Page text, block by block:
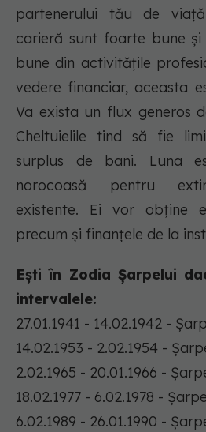
partenerului tău de
carieră sunt foarte bune
bune din activitățile
vedere financiar, aceasta
Va exista un flux generos
Cheltuielile tind să fie
surplus de bani. Luna
norocoasă pentru
existente. Ei vor obține
precum și finanțele de la
Ești în Zodia Șarpelui
intervalele:
27.01.1941 - 14.02.1942 -
14.02.1953 - 2.02.1954 -
2.02.1965 - 20.01.1966 -
18.02.1977 - 6.02.1978 -
6.02.1989 - 26.01.1990 -